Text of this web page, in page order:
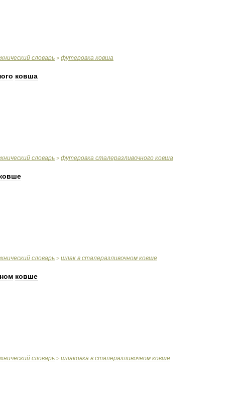
словарь > футеровка ковша
ковша
словарь > футеровка сталеразливочного ковша
словарь > шлак в сталеразливочном ковше
ковше
словарь > шлаковка в сталеразливочном ковше